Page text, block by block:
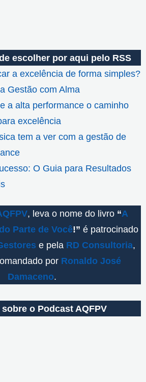
escolher por aqui pelo RSS
a excelência de forma simples?
Gestão com Alma
a alta performance o caminho
excelência
tem a ver com a gestão de
O Guia para Resultados
, leva o nome do livro “A
Parte de Você!” é patrocinado
e pela RD Consultoria,
por Ronaldo José
Damaceno.
o Podcast AQFPV